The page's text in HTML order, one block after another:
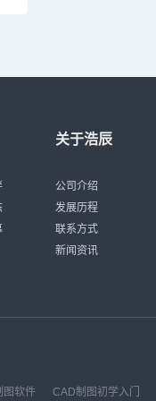
关于浩辰
公司介绍
发展历程
联系方式
新闻资讯
图软件 CAD制图初学入门